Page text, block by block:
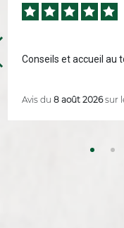
Conseils et accueil au
Avis du 8 août 2026sur